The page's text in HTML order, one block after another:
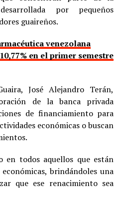
por pequeños
guaireños.
venezolana
en el primer semestre
José Alejandro Terán,
de la banca privada
de financiamiento para
económicas o buscan
en todos aquellos que están
brindándoles una
que ese renacimiento sea